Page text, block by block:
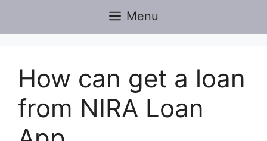
Menu
How can get a loan
from NIRA Loan